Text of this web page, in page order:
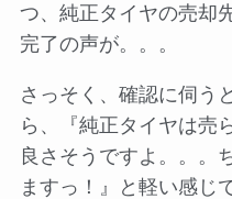
つ、純正タイヤの売却
完了の声が。。。
さっそく、確認に伺う
ら、『純正タイヤは売
良さそうですよ。。。
ますっ！』と軽い感じ